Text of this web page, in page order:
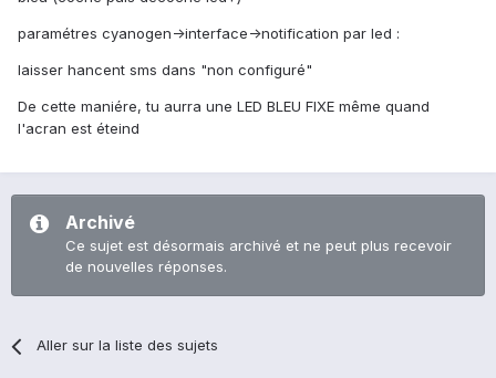
paramétres cyanogen->interface->notification par led :
laisser hancent sms dans "non configuré"
De cette maniére, tu aurra une LED BLEU FIXE même quand
l'acran est éteind
Archivé
Ce sujet est désormais archivé et ne peut plus recevoir
de nouvelles réponses.
Aller sur la liste des sujets